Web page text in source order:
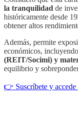
la tranquilidad de
históricamente desde
obtener altos
Además, permite
económicos, incluyendo
(REIT/Socimi) y
equilibrio y
👉 Suscríbete y accede